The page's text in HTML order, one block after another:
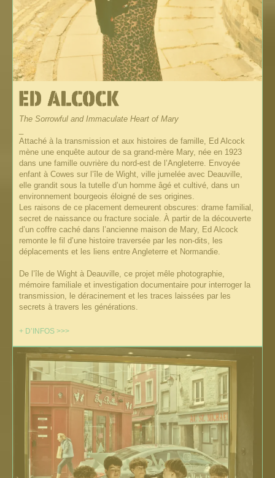
+ D’INFOS >>>
The Sorrowful and Immaculate Heart of Mary
Attaché à la transmission et aux histoires de famille, Ed Alcock
mène une enquête autour de sa grand-mère Mary, née en 1923
dans une famille ouvrière du nord-est de l’Angleterre. Envoyée
enfant à Cowes sur l’île de Wight, ville jumelée avec Deauville,
elle grandit sous la tutelle d’un homme âgé et cultivé, dans un
environnement bourgeois éloigné de ses origines.
Les raisons de ce placement demeurent obscures: drame familial,
secret de naissance ou fracture sociale. À partir de la découverte
d’un coffre caché dans l’ancienne maison de Mary, Ed Alcock
remonte le fil d’une histoire traversée par les non-dits, les
déplacements et les liens entre Angleterre et Normandie.
De l’île de Wight à Deauville, ce projet mêle photographie,
mémoire familiale et investigation documentaire pour interroger la
transmission, le déracinement et les traces laissées par les
secrets à travers les générations.